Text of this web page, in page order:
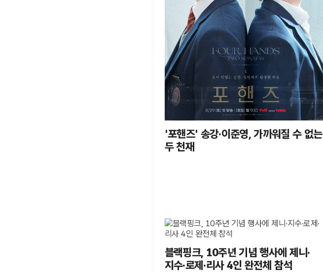
'포핸즈' 송강·이준영, 가까워질 수 없는
두 천재
블랙핑크, 10주년 기념 행사에 제니·
지수·로제·리사 4인 완전체 참석